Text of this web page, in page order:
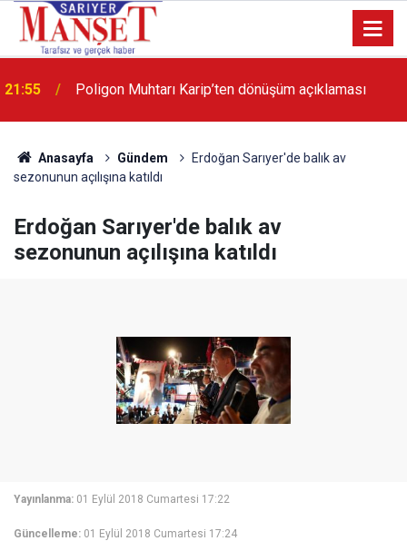
13:36 'Poligon'da İstanbul'a örnek proje gerçekleştirilecek'
Anasayfa Gündem
Erdoğan Sarıyer'de balık av
sezonunun açılışına katıldı
Erdoğan Sarıyer'de balık av
sezonunun açılışına katıldı
Yayınlanma: 01 Eylül 2018 Cumartesi 17:22
Güncelleme: 01 Eylül 2018 Cumartesi 17:24